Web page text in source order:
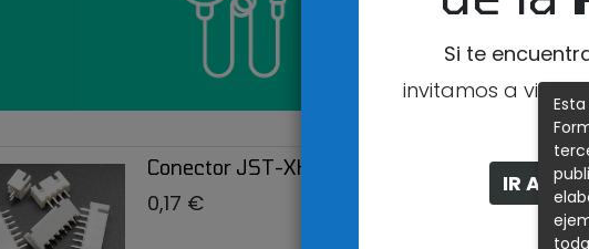
Si te
invitamos a
IR A LA
Conector JST-XHP Macho (para PCB)
0,17 €